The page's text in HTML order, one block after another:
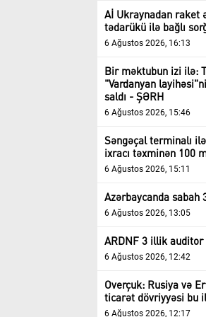
Aİ Ukraynadan raket
tədarükü ilə bağlı
6 Ağustos 2026, 16:13
Bir məktubun izi ilə:
"Vardanyan
saldı - ŞƏRH
6 Ağustos 2026, 15:46
Səngəçal terminalı
ixracı təxminən 100
6 Ağustos 2026, 15:11
Azərbaycanda sabah
6 Ağustos 2026, 13:05
ARDNF 3 illik auditor
6 Ağustos 2026, 12:42
Overçuk: Rusiya və
ticarət dövriyyəsi bu
6 Ağustos 2026, 12:17